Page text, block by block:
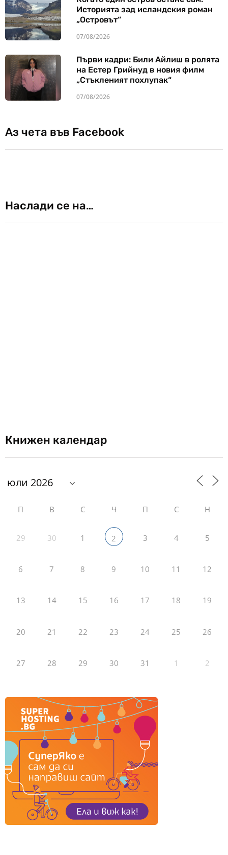
Историята зад исландския роман
„Островът“
07/08/2026
Първи кадри: Били Айлиш в ролята
на Естер Грийнуд в новия филм
„Стъкленият похлупак“
07/08/2026
Аз чета във Facebook
Наслади се на…
Книжен календар
П В С Ч П С Н
29 30 1 2 3 4 5
6 7 8 9 10 11 12
13 14 15 16 17 18 19
20 21 22 23 24 25 26
27 28 29 30 31 1 2